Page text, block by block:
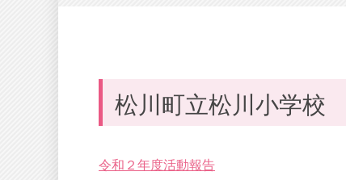
松川町立松川小学校
令和２年度活動報告